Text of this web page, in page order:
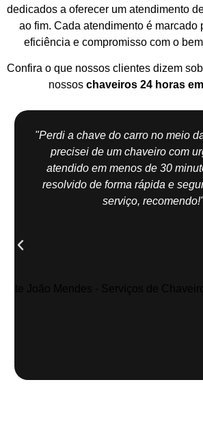
dedicados a oferecer um atendimento
ao fim. Cada atendimento é marcado
eficiência e compromisso com o
Confira o que nossos clientes dizem
nossos chaveiros 24 horas
"Perdi a chave do carro no meio
precisei de um chaveiro com
atendido em menos de 30
resolvido de forma rápida e
serviço,